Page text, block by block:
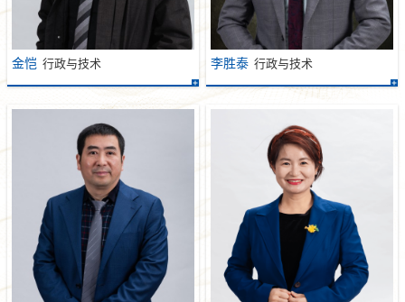
金恺 行政与技术 李胜泰 行政与技术